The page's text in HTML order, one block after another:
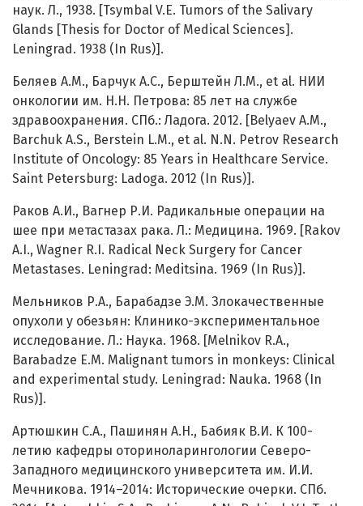
наук. Л., 1938. [Tsymbal V.E. Tumors of the Salivary
Glands [Thesis for Doctor of Medical Sciences].
Leningrad. 1938 (In Rus)].
Беляев А.М., Барчук А.С., Берштейн Л.М., et al. НИИ
онкологии им. Н.Н. Петрова: 85 лет на службе
здравоохранения. СПб.: Ладога. 2012. [Belyaev A.M.,
Barchuk A.S., Berstein L.M., et al. N.N. Petrov Research
Institute of Oncology: 85 Years in Healthcare Service.
Saint Petersburg: Ladoga. 2012 (In Rus)].
Раков А.И., Вагнер Р.И. Радикальные операции на
шее при метастазах рака. Л.: Медицина. 1969. [Rakov
A.I., Wagner R.I. Radical Neck Surgery for Cancer
Metastases. Leningrad: Meditsina. 1969 (In Rus)].
Мельников Р.А., Барабадзе Э.М. Злокачественные
опухоли у обезьян: Клинико-экспериментальное
исследование. Л.: Наука. 1968. [Melnikov R.A.,
Barabadze E.M. Malignant tumors in monkeys: Clinical
and experimental study. Leningrad: Nauka. 1968 (In
Rus)].
Артюшкин С.А., Пашинян А.Н., Бабияк В.И. К 100-
летию кафедры оториноларингологии Северо-
Западного медицинского университета им. И.И.
Мечникова. 1914–2014: Исторические очерки. СПб.